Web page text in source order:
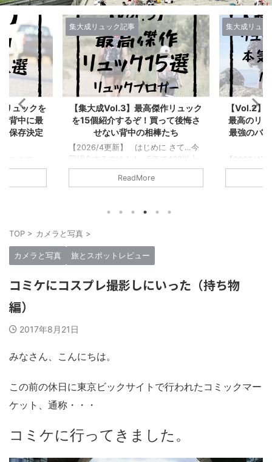
リュック
て後悔さ
たち
きた僕が書
僕が今ま
合計50以
ブランドか
…ガチでオ
集大成リュック記事
【Vol.2】リュックブロガーが選ぶ
最高のリュック10選！こいつらが
最強のバックパックだ【集大成記
事】
【2026/4更新】 はじめに さて、
この記事で紹介するのは… 僕はリュ
ックブロガーとして今まで500以上の
でいいぞ！」と思うのを10個だけ厳選
して紹介させてもらう。まじで決定版
記事なので、是非参考にしてほし
い！！ この記事は【リュックマン】
の中で一番読んでほしい記事でもあ
ュックマンでは「毎日の相棒」をコン
ReadMore
集大成リュッ
リュック
メしたい
成ま
上のリュッ
かせてもら
中で一番読
TOP > カメラと写真 >
カメラと写真 旅とスポットレビュー
コミケにコスプレ撮影しにいった（持ち物
編）
2017年8月21日
みなさん、こんにちは。
この前の休日に東京ビックサイトで行われたコミックマー
ケット、通称・・・
コミケに行ってきました。